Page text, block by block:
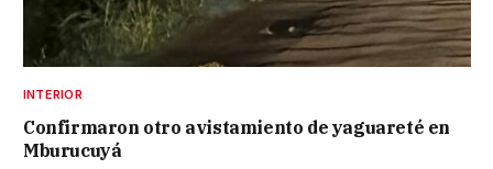
INTERIOR
Confirmaron otro avistamiento de yaguareté en
Mburucuyá